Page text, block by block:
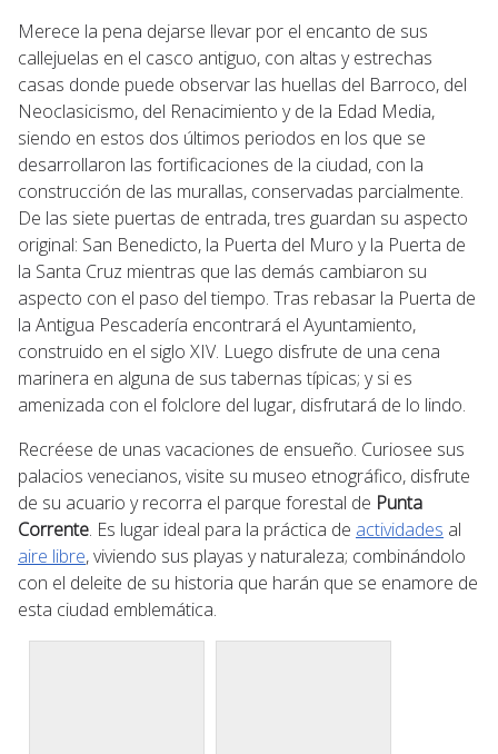
Merece la pena dejarse llevar por el encanto de sus
callejuelas en el casco antiguo, con altas y estrechas
casas donde puede observar las huellas del Barroco, del
Neoclasicismo, del Renacimiento y de la Edad Media,
siendo en estos dos últimos periodos en los que se
desarrollaron las fortificaciones de la ciudad, con la
construcción de las murallas, conservadas parcialmente.
De las siete puertas de entrada, tres guardan su aspecto
original: San Benedicto, la Puerta del Muro y la Puerta de
la Santa Cruz mientras que las demás cambiaron su
aspecto con el paso del tiempo. Tras rebasar la Puerta de
la Antigua Pescadería encontrará el Ayuntamiento,
construido en el siglo XIV. Luego disfrute de una cena
marinera en alguna de sus tabernas típicas; y si es
amenizada con el folclore del lugar, disfrutará de lo lindo.
Recréese de unas vacaciones de ensueño. Curiosee sus
palacios venecianos, visite su museo etnográfico, disfrute
de su acuario y recorra el parque forestal de Punta
Corrente. Es lugar ideal para la práctica de actividades al
aire libre, viviendo sus playas y naturaleza; combinándolo
con el deleite de su historia que harán que se enamore de
esta ciudad emblemática.